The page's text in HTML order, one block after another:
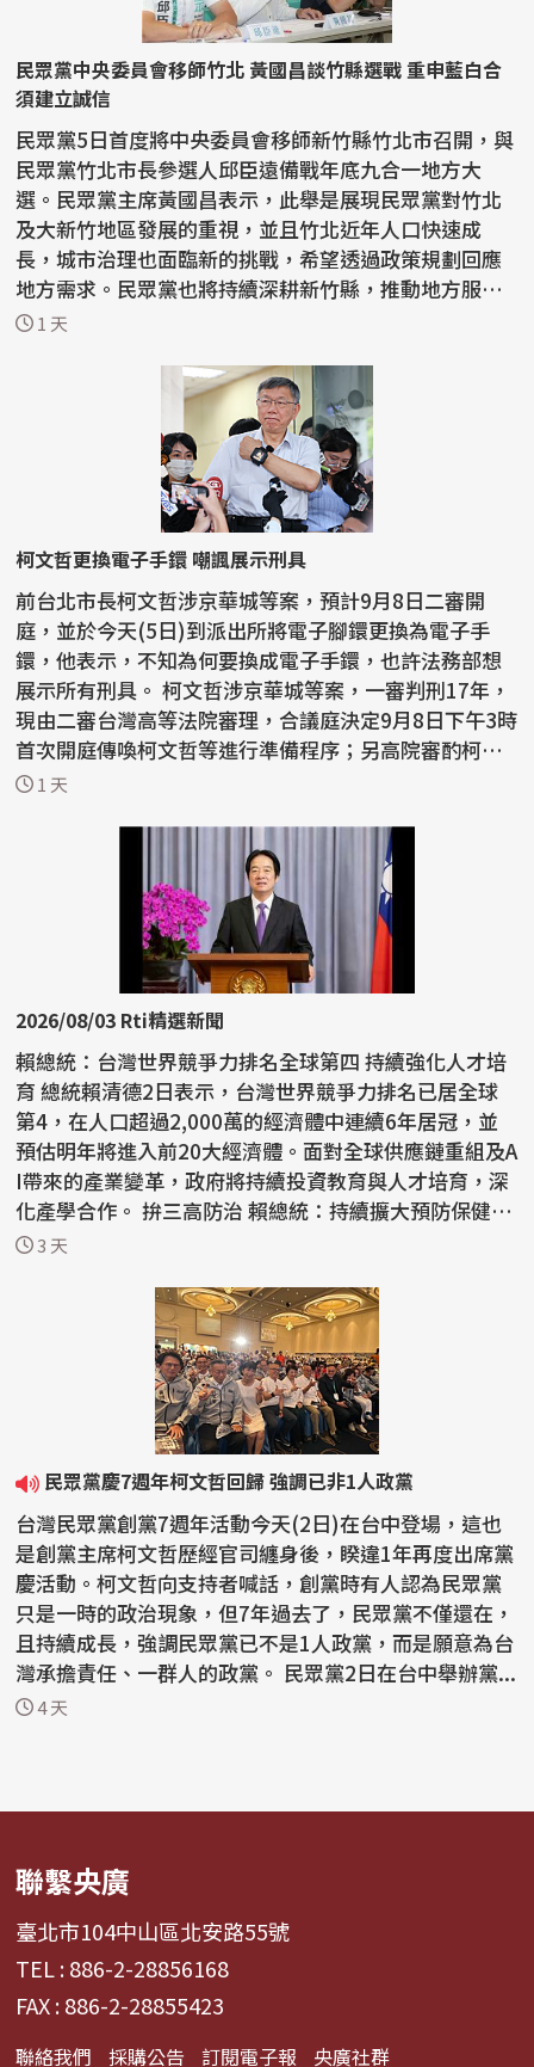
民眾黨中央委員會移師竹北 黃國昌談竹縣選戰 重申藍白合
須建立誠信
民眾黨5日首度將中央委員會移師新竹縣竹北市召開，與
民眾黨竹北市長參選人邱臣遠備戰年底九合一地方大
選。民眾黨主席黃國昌表示，此舉是展現民眾黨對竹北
及大新竹地區發展的重視，並且竹北近年人口快速成
長，城市治理也面臨新的挑戰，希望透過政策規劃回應
地方需求。民眾黨也將持續深耕新竹縣，推動地方服務
與政策落...
1 天
柯文哲更換電子手鐶 嘲諷展示刑具
前台北市長柯文哲涉京華城等案，預計9月8日二審開
庭，並於今天(5日)到派出所將電子腳鐶更換為電子手
鐶，他表示，不知為何要換成電子手鐶，也許法務部想
展示所有刑具。 柯文哲涉京華城等案，一審判刑17年，
現由二審台灣高等法院審理，合議庭決定9月8日下午3時
首次開庭傳喚柯文哲等進行準備程序；另高院審酌柯文
哲監控期...
1 天
2026/08/03 Rti精選新聞
賴總統：台灣世界競爭力排名全球第四 持續強化人才培
育 總統賴清德2日表示，台灣世界競爭力排名已居全球
第4，在人口超過2,000萬的經濟體中連續6年居冠，並
預估明年將進入前20大經濟體。面對全球供應鏈重組及A
I帶來的產業變革，政府將持續投資教育與人才培育，深
化產學合作。 拚三高防治 賴總統：持續擴大預防保健
慢...3 天
民眾黨慶7週年柯文哲回歸 強調已非1人政黨
台灣民眾黨創黨7週年活動今天(2日)在台中登場，這也
是創黨主席柯文哲歷經官司纏身後，睽違1年再度出席黨
慶活動。柯文哲向支持者喊話，創黨時有人認為民眾黨
只是一時的政治現象，但7年過去了，民眾黨不僅還在，
且持續成長，強調民眾黨已不是1人政黨，而是願意為台
灣承擔責任、一群人的政黨。 民眾黨2日在台中舉辦黨...
4 天
聯繫央廣
臺北市104中山區北安路55號
TEL : 886-2-28856168
FAX : 886-2-28855423
聯絡我們 採購公告 訂閱電子報 央廣社群